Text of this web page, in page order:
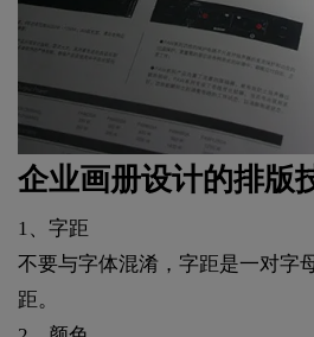
企业画册设计的排版
1、字距
不要与字体混淆，字距是一对字
距。